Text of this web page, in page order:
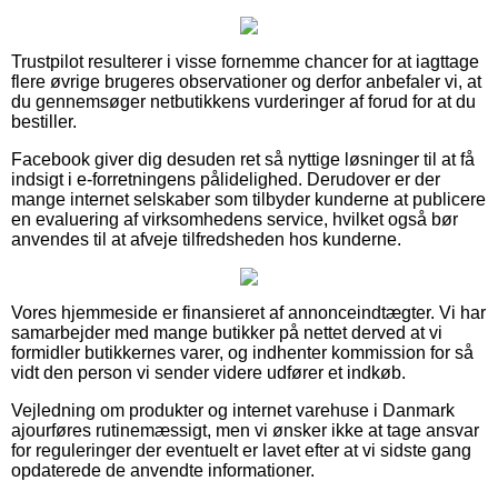
Trustpilot resulterer i visse fornemme chancer for at iagttage
flere øvrige brugeres observationer og derfor anbefaler vi, at
du gennemsøger netbutikkens vurderinger af forud for at du
bestiller.
Facebook giver dig desuden ret så nyttige løsninger til at få
indsigt i e-forretningens pålidelighed. Derudover er der
mange internet selskaber som tilbyder kunderne at publicere
en evaluering af virksomhedens service, hvilket også bør
anvendes til at afveje tilfredsheden hos kunderne.
Vores hjemmeside er finansieret af annonceindtægter. Vi har
samarbejder med mange butikker på nettet derved at vi
formidler butikkernes varer, og indhenter kommission for så
vidt den person vi sender videre udfører et indkøb.
Vejledning om produkter og internet varehuse i Danmark
ajourføres rutinemæssigt, men vi ønsker ikke at tage ansvar
for reguleringer der eventuelt er lavet efter at vi sidste gang
opdaterede de anvendte informationer.